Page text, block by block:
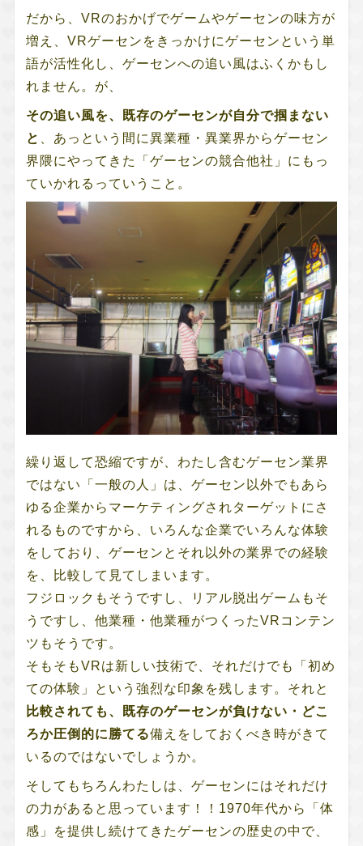
だから、VRのおかげでゲームやゲーセンの味方が
増え、VRゲーセンをきっかけにゲーセンという単
語が活性化し、ゲーセンへの追い風はふくかもし
れません。が、
その追い風を、既存のゲーセンが自分で掴まない
と
、あっという間に異業種・異業界からゲーセン
界隈にやってきた「ゲーセンの競合他社」にもっ
ていかれるっていうこと。
繰り返して恐縮ですが、わたし含むゲーセン業界
ではない「一般の人」は、ゲーセン以外でもあら
ゆる企業からマーケティングされターゲットにさ
れるものですから、いろんな企業でいろんな体験
をしており、ゲーセンとそれ以外の業界での経験
を、比較して見てしまいます。
フジロックもそうですし、リアル脱出ゲームもそ
うですし、他業種・他業種がつくったVRコンテン
ツもそうです。
そもそもVRは新しい技術で、それだけでも「初め
ての体験」という強烈な印象を残します。それと
比較されても、既存のゲーセンが負けない・どこ
ろか圧倒的に勝てる備えをしておくべき時がきて
いるのではないでしょうか。
そしてもちろんわたしは、ゲーセンにはそれだけ
の力があると思っています！！1970年代から「体
感」を提供し続けてきたゲーセンの歴史の中で、